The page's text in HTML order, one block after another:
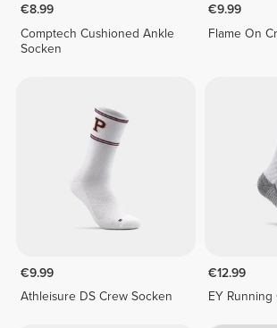
€8.99
Comptech Cushioned Ankle
Socken
€9.99
Flame On
€9.99
Athleisure DS Crew Socken
€12.99
EY